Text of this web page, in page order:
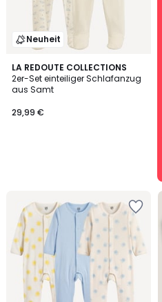
Neuheit
LA REDOUTE COLLECTIONS
2er-Set einteiliger Schlafanzug
aus Samt
29,99 €